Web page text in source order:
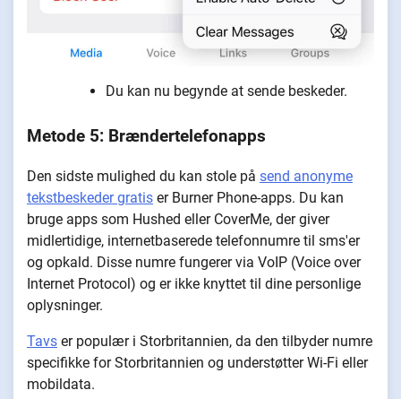
Du kan nu begynde at sende beskeder.
Metode 5: Brændertelefonapps
Den sidste mulighed du kan stole på send anonyme
tekstbeskeder gratis er Burner Phone-apps. Du kan
bruge apps som Hushed eller CoverMe, der giver
midlertidige, internetbaserede telefonnumre til sms'er
og opkald. Disse numre fungerer via VoIP (Voice over
Internet Protocol) og er ikke knyttet til dine personlige
oplysninger.
Tavs er populær i Storbritannien, da den tilbyder numre
specifikke for Storbritannien og understøtter Wi-Fi eller
mobildata.